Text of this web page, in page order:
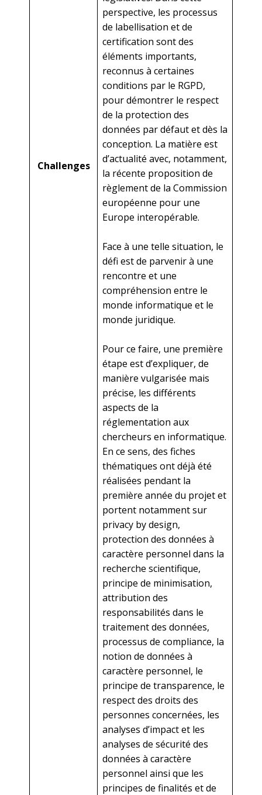
Challenges
perspective, les processus
de labellisation et de
certification sont des
éléments importants,
reconnus à certaines
conditions par le RGPD,
pour démontrer le respect
de la protection des
données par défaut et dès la
conception. La matière est
d’actualité avec, notamment,
la récente proposition de
règlement de la Commission
européenne pour une
Europe interopérable.
Face à une telle situation, le
défi est de parvenir à une
rencontre et une
compréhension entre le
monde informatique et le
monde juridique.
Pour ce faire, une première
étape est d’expliquer, de
manière vulgarisée mais
précise, les différents
aspects de la
réglementation aux
chercheurs en informatique.
En ce sens, des fiches
thématiques ont déjà été
réalisées pendant la
première année du projet et
portent notamment sur
privacy by design,
protection des données à
caractère personnel dans la
recherche scientifique,
principe de minimisation,
attribution des
responsabilités dans le
traitement des données,
processus de compliance, la
notion de données à
caractère personnel, le
principe de transparence, le
respect des droits des
personnes concernées, les
analyses d’impact et les
analyses de sécurité des
données à caractère
personnel ainsi que les
principes de finalités et de